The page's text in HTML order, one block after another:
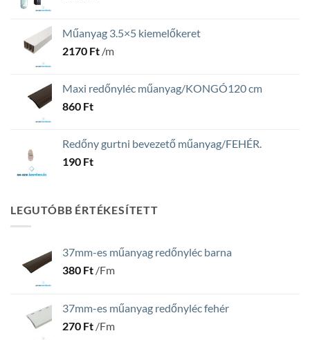
Műanyag 3.5×5 kiemelőkeret
2170 Ft /m
Maxi redőnyléc műanyag/KONGÓ120 cm
860 Ft
Redőny gurtni bevezető műanyag/FEHÉR.
190 Ft
LEGUTÓBB ÉRTÉKESÍTETT
37mm-es műanyag redőnyléc barna
380 Ft /Fm
37mm-es műanyag redőnyléc fehér
270 Ft /Fm